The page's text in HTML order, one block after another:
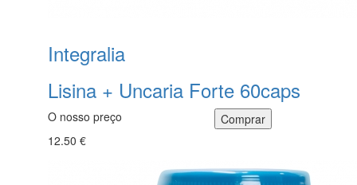
Integralia
Lisina + Uncaria Forte 60caps
O nosso preço
12.50 €